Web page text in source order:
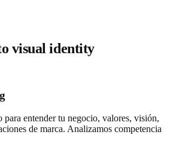
visual identity
entender tu negocio, valores, visión,
de marca. Analizamos competencia